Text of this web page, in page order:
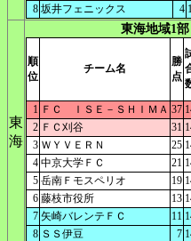
8 坂井フェニックス 4
東
海
東海地域1部
順
位
チーム名
勝
点
1 ＦＣ ＩＳＥ－ＳＨＩＭＡ 37
2 ＦＣ刈谷 31
3 ＷＹＶＥＲＮ 25
4 中京大学ＦＣ 21
5 岳南Ｆモスペリオ 19
6 藤枝市役所 13
7 矢崎バレンテＦＣ 11
8 ＳＳ伊豆 7